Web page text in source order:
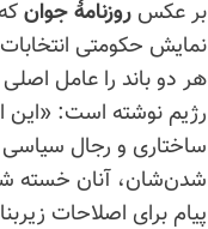
بر عکس روزنامهٔ جوان
نمایش حکومتی
هر دو باند را عامل
رژیم نوشته است: «این
ساختاری و رجال
شدن‌شان، آنان خسته
پیام برای اصلاحات